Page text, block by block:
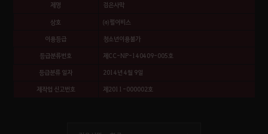
제명 검은사막
상호 ㈜펄어비스
이용등급 청소년이용불가
등급분류번호 제CC-NP-140409-005호
등급분류 일자 2014년 4월 9일
제작업 신고번호 제2011-000002호